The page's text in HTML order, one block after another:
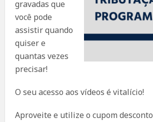
gravadas que
você pode
assistir quando
quiser e
quantas vezes
precisar!
O seu acesso aos vídeos é vitalício!
Aproveite e utilize o cupom desconto